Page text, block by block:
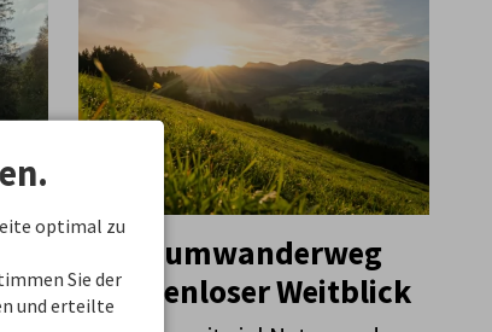
Premiumwanderweg
Grenzenloser Weitblick
optimal zu
Sie der
und erteilte